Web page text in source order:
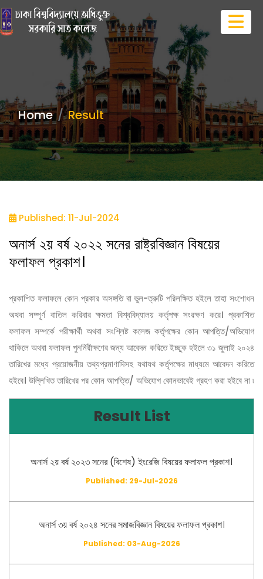
Home Result
Published: 11-Jul-2024
অনার্স ২য় বর্ষ ২০২২ সনের রাষ্ট্রবিজ্ঞান বিষয়ের
ফলাফল প্রকাশ।
প্রকাশিত ফলাফলে কোন প্রকার অসঙ্গতি বা ভুল-ত্রুটি পরিলক্ষিত হইলে তাহা সংশোধন
অথবা সম্পূর্ণ বাতিল করিবার ক্ষমতা বিশ্ববিদ্যালয় কর্তৃপক্ষ সংরক্ষণ করে। প্রকাশিত
ফলাফল সম্পর্কে পরীক্ষার্থী অথবা সংশ্লিষ্ট কলেজ কর্তৃপক্ষের কোন আপত্তি/অভিযোগ
থাকিলে অথবা ফলাফল পুনর্নিরীক্ষণের জন্য আবেদন করিতে ইচ্ছুক হইলে ৩১ জুলাই ২০২৪
তারিখের মধ্যে প্রয়োজনীয় তথ্যপ্রমাণাদিসহ যথাযথ কর্তৃপক্ষের মাধ্যমে আবেদন করিতে
হইবে। উল্লিখিত তারিখের পর কোন আপত্তি/ অভিযোগ কোনভাবেই গ্রহণ করা হইবে না ৷
Result List
অনার্স ২য় বর্ষ ২০২৩ সনের (বিশেষ) ইংরেজি বিষয়ের ফলাফল প্রকাশ।
Published: 29-Jul-2026
অনার্স ৩য় বর্ষ ২০২৪ সনের সমাজবিজ্ঞান বিষয়ের ফলাফল প্রকাশ।
Published: 03-Aug-2026